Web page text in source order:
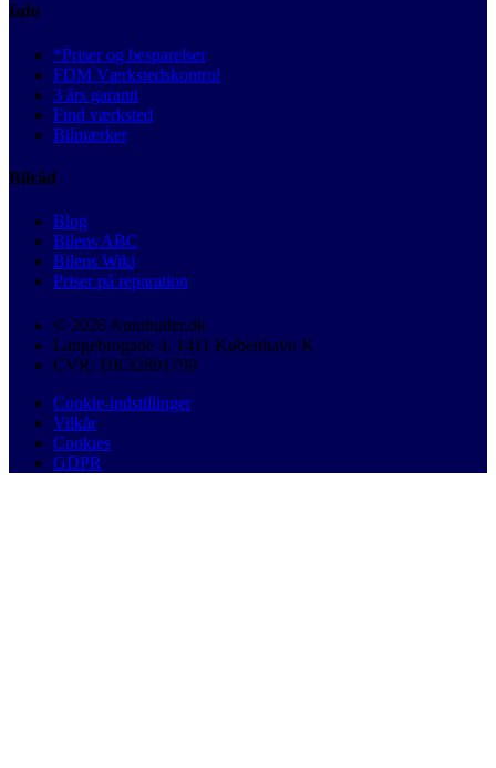
Info
*Priser og besparelser
FDM Værkstedskontrol
3 års garanti
Find værksted
Bilmærker
Bilråd
Blog
Bilens ABC
Bilens Wiki
Priser på reparation
© 2026 Autobutler.dk
Langebrogade 4, 1411 København K
CVR: DK32891799
Cookie-indstillinger
Vilkår
Cookies
GDPR